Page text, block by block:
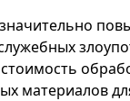
материалов